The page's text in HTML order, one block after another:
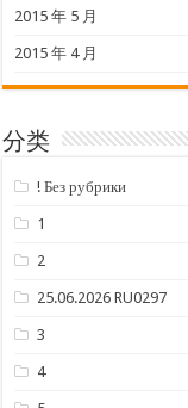
2015 年 5 月
2015 年 4 月
分类
! Без рубрики
1
2
25.06.2026 RU0297
3
4